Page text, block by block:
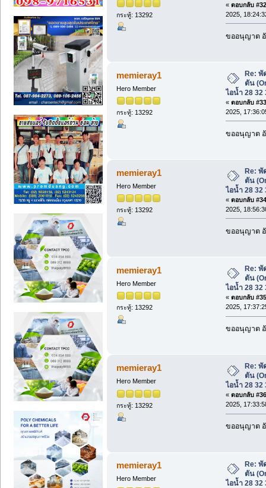
กระทู้: 13292
« ตอบกลับ
2025,
ขออนุญาต
memieray1
Hero Member
กระทู้: 13292
Re: พั
ตัน
ไอน้ำ 28 32
« ตอบกลับ
2025,
ขออนุญาต
memieray1
Hero Member
กระทู้: 13292
Re:
ตัน
ไอน้ำ 28 32
« ตอบกลับ
2025,
ขออนุญาต
memieray1
Hero Member
กระทู้: 13292
Re:
ตัน
ไอน้ำ 28 32
« ตอบกลับ
2025,
ขออนุญาต
memieray1
Hero Member
กระทู้: 13292
Re:
ตัน
ไอน้ำ 28 32
« ตอบกลับ
2025,
ขออนุญาต
memieray1
Hero Member
Re: พั
ตัน
ไอน้ำ 28 32